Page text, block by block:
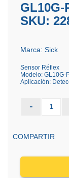
GL10G-
SKU:
Marca: Sick
Sensor Réflex
Modelo: GL10G-
Aplicación:
- 1
COMPARTIR